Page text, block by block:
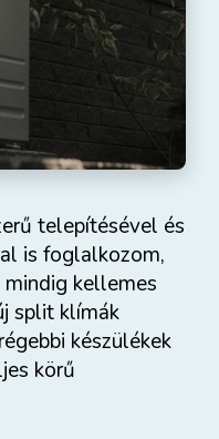
telepítésével és
is foglalkozom,
kellemes
split klímák
készülékek
körű